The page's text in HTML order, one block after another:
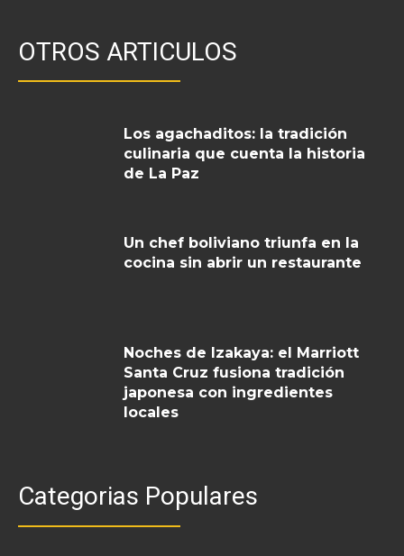
OTROS ARTICULOS
Los agachaditos: la tradición
culinaria que cuenta la historia
de La Paz
Un chef boliviano triunfa en la
cocina sin abrir un restaurante
Noches de Izakaya: el Marriott
Santa Cruz fusiona tradición
japonesa con ingredientes
locales
Categorias Populares